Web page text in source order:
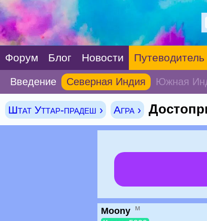
Форум Блог Новости Путеводитель
Введение Северная Индия Южная
Штат Уттар-прадеш › Агра ›
Moony м